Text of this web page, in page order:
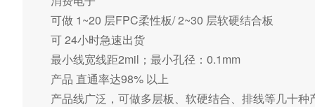
可做 1~20 层FPC柔性板/ 2~30 层软硬结合板
可 24小时急速出货
最小线宽线距2mil；最小孔径：0.1mm
产品 直通率达98% 以上
产品线广泛，可做多层板、软硬结合、排线等几十种